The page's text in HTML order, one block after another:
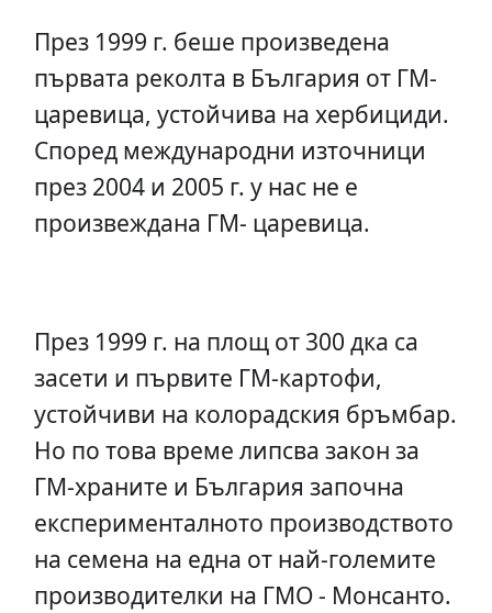
През 1999 г. беше произведена
първата реколта в България от ГМ-
царевица, устойчива на хербициди.
Според международни източници
през 2004 и 2005 г. у нас не е
произвеждана ГМ- царевица.
През 1999 г. на площ от 300 дка са
засети и първите ГМ-картофи,
устойчиви на колорадския бръмбар.
Но по това време липсва закон за
ГМ-храните и България започна
експерименталното производството
на семена на една от най-големите
производителки на ГМО - Монсанто.